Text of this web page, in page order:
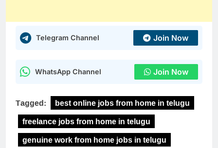
Telegram Channel Join Now
WhatsApp Channel Join Now
Tagged:
best online jobs from home in telugu
freelance jobs from home in telugu
genuine work from home jobs in telugu